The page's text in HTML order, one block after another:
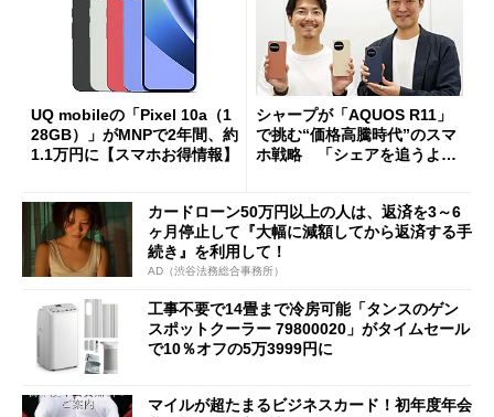
UQ mobileの「Pixel 10a（1
28GB）」がMNPで2年間、約
1.1万円に【スマホお得情報】
シャープが「AQUOS R11」
で挑む“価格高騰時代”のスマ
ホ戦略 「シェアを追うより
カードローン50万円以上の人は、返済を3～6
ヶ月停止して『大幅に減額してから返済する手
続き』を利用して！
AD（渋谷法務総合事務所）
工事不要で14畳まで冷房可能「タンスのゲン
スポットクーラー 79800020」がタイムセール
で10％オフの5万3999円に
マイルが超たまるビジネスカード！初年度年会